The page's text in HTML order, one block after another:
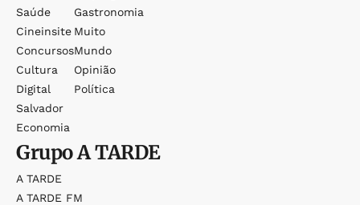
Saúde
Cineinsite
Concursos
Cultura
Digital
Salvador
Economia
Gastronomia
Muito
Mundo
Opinião
Política
GrupoA TARDE
A TARDE
A TARDE FM